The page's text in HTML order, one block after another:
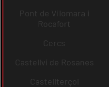
Pont de Vilomara i
Rocafort
Cercs
Castellví de Rosanes
Castellterçol